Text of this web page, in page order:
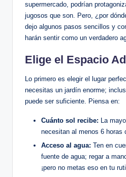
supermercado, podrían
jugosos que son. Pero, ¿por
dejo algunos pasos sencillos y
harán sentir como un verdadero
Elige el Espacio
Lo primero es elegir el lugar
necesitas un jardín enorme;
puede ser suficiente. Piensa en:
Cuánto sol recibe: La
necesitan al menos 6 horas
Acceso al agua: Ten en
fuente de agua; regar a
¡pero no metas eso en tu